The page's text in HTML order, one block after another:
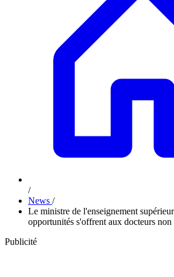
/
News /
Le ministre de l'enseignement
opportunités s'offrent aux docteurs non
Publicité